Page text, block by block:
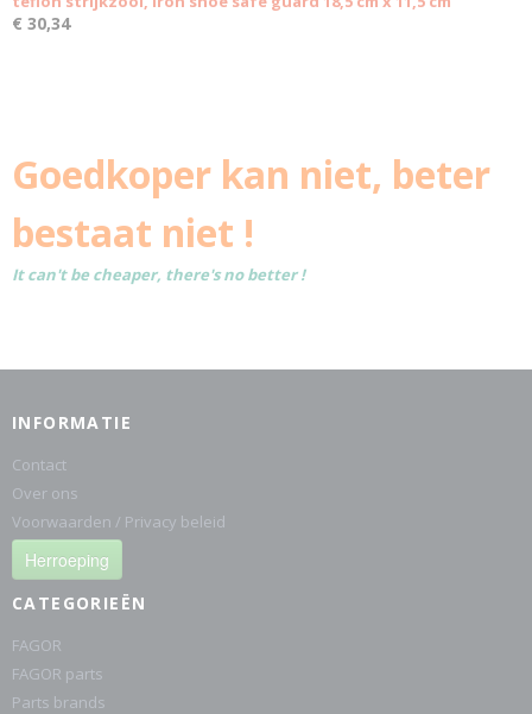
€ 30,34
Goedkoper kan niet, beter
bestaat niet !
It can't be cheaper, there's no better !
INFORMATIE
Contact
Over ons
Voorwaarden / Privacy beleid
Herroeping
CATEGORIEËN
FAGOR
FAGOR parts
Parts brands